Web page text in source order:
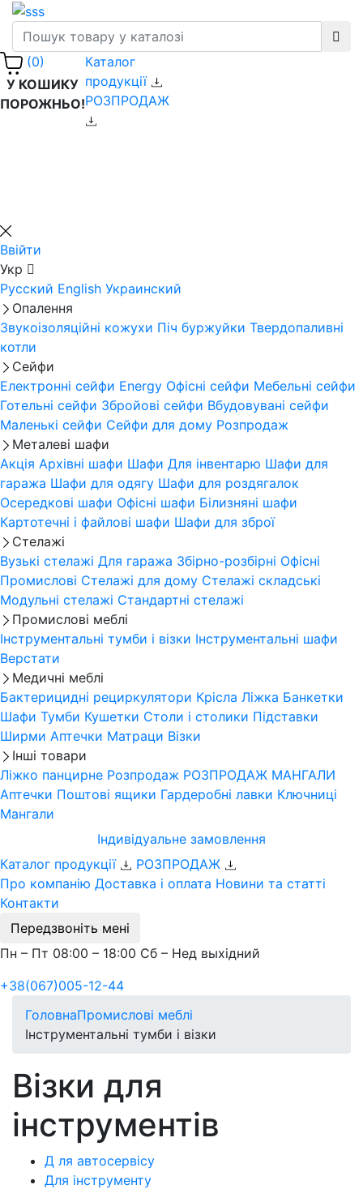
(0)
У КОШИКУ
ПОРОЖНЬО!
Каталог
продукції
РОЗПРОДАЖ
Ввійти
Укр
Русский English Украинский
Опалення
Звукоізоляційні кожухи Піч буржуйки Твердопаливні
котли
Сейфи
Електронні сейфи Energy Офісні сейфи Мебельні сейфи
Готельні сейфи Збройові сейфи Вбудовувані сейфи
Маленькі сейфи Сейфи для дому Розпродаж
Металеві шафи
Акція Архівні шафи Шафи Для інвентарю Шафи для
гаража Шафи для одягу Шафи для роздягалок
Осередкові шафи Офісні шафи Білизняні шафи
Картотечні і файлові шафи Шафи для зброї
Стелажі
Вузькі стелажі Для гаража Збірно-розбірні Офісні
Промислові Стелажі для дому Стелажі складські
Модульні стелажі Стандартні стелажі
Промислові меблі
Інструментальні тумби і візки Інструментальні шафи
Верстати
Медичні меблі
Бактерицидні рециркулятори Крісла Ліжка Банкетки
Шафи Тумби Кушетки Столи і столики Підставки
Ширми Аптечки Матраци Візки
Інші товари
Ліжко панцирне Розпродаж РОЗПРОДАЖ МАНГАЛИ
Аптечки Поштові ящики Гардеробні лавки Ключниці
Мангали
Індивідуальне замовлення
Каталог продукції
РОЗПРОДАЖ
Про компанію Доставка і оплата Новини та статті
Контакти
Передзвоніть мені
Пн – Пт 08:00 – 18:00 Сб – Нед выхідний
+38(067)005-12-44
ГоловнаПромислові меблі
Інструментальні тумби і візки
Візки для
інструментів
Д ля автосервісу
Для інструменту